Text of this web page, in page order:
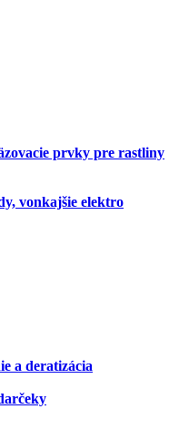
prvky pre rastliny
vonkajšie elektro
a deratizácia